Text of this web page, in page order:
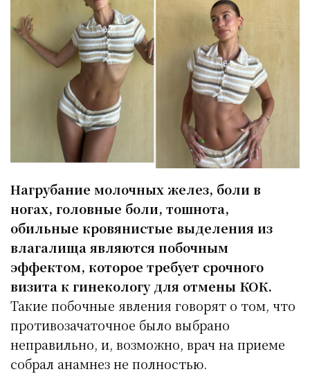
Нагрубание молочных желез, боли в
ногах, головные боли, тошнота,
обильные кровянистые выделения из
влагалища являются побочным
эффектом, которое требует срочного
визита к гинекологу для отмены КОК.
Такие побочные явления говорят о том, что
противозачаточное было выбрано
неправильно, и, возможно, врач на приеме
собрал анамнез не полностью.